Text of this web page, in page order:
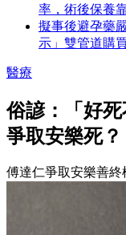
率，術後保養
擬事後避孕藥
示」雙管道購
醫療
俗諺：「好
爭取安樂死？
傅達仁爭取安樂善終